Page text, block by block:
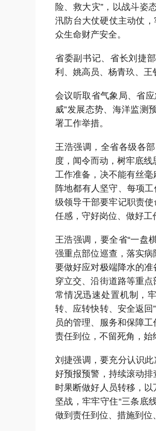
险、救大灾”，以战斗姿
汛防台大仗硬仗主动仗，
众生命财产安全。
省委副书记、省长刘捷
利、姚高员、杨青玖、王
会议听取省气象局、省
威”发展态势、海洋监测
署工作举措。
王浩强调，全省各级各
度，闻令而动，树牢底
工作准备，决不能有丝
阵地都有人坚守、每项
级领导干部要牢记职责
任感，守好岗位、做好工
王浩强调，要全省“一盘
强重点部位巡查，落实病
要做好应对极端降水的
穿立交、沿街道路等重
常情况迅速处置机制，
转、应转快转、安全返回
员的管理、服务和保障
责任到位，不留死角，始
刘捷强调，要充分认识
好预报预警，持续滚动
时果断做好人员转移，
坚战，牢牢守住“三条底
做到责任到位、措施到位